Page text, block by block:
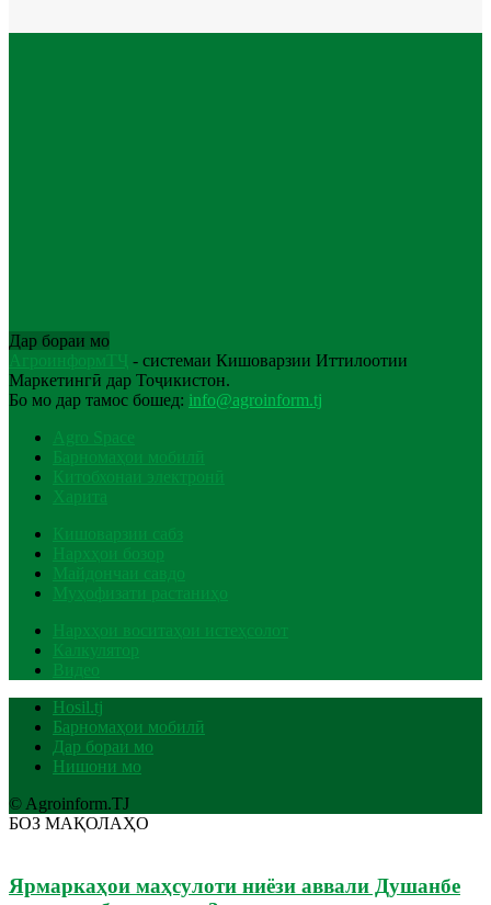
Дар бораи мо
АгроинформТҶ - системаи Кишоварзии Иттилоотии
Маркетингӣ дар Тоҷикистон.
Бо мо дар тамос бошед: info@agroinform.tj
Agro Space
Барномаҳои мобилӣ
Китобхонаи электронӣ
Харита
Кишоварзии сабз
Нархҳои бозор
Майдончаи савдо
Муҳофизати растаниҳо
Нархҳои воситаҳои истеҳсолот
Калкулятор
Видео
Hosil.tj
Барномаҳои мобилӣ
Дар бораи мо
Нишони мо
© Agroinform.TJ
БОЗ МАҚОЛАҲО
Ярмаркаҳои маҳсулоти ниёзи аввали Душанбе